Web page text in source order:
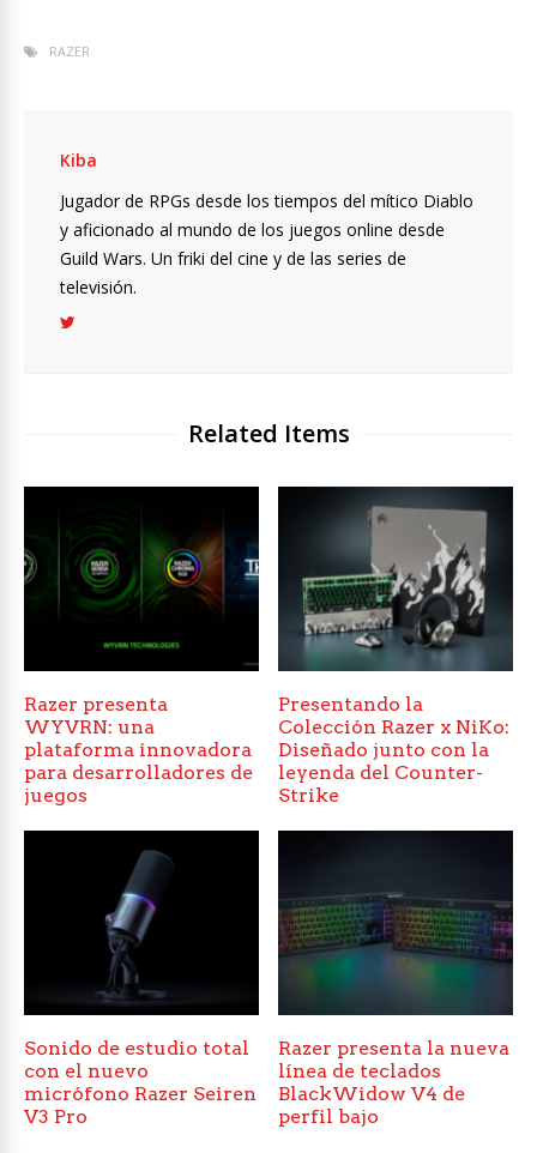
RAZER
Kiba
Jugador de RPGs desde los tiempos del mítico Diablo
y aficionado al mundo de los juegos online desde
Guild Wars. Un friki del cine y de las series de
televisión.
Related Items
Razer presenta
WYVRN: una
plataforma innovadora
para desarrolladores de
juegos
Presentando la
Colección Razer x NiKo:
Diseñado junto con la
leyenda del Counter-
Strike
Sonido de estudio total
con el nuevo
micrófono Razer Seiren
V3 Pro
Razer presenta la nueva
línea de teclados
BlackWidow V4 de
perfil bajo